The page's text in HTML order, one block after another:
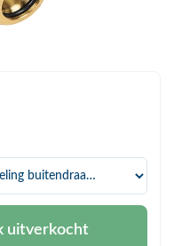
uitverkocht